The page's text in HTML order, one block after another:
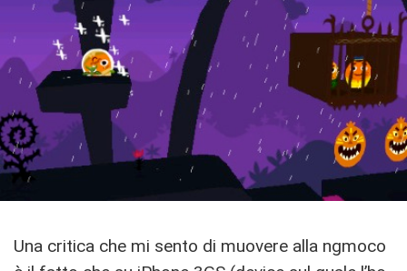
Una critica che mi sento di muovere alla ngmoco